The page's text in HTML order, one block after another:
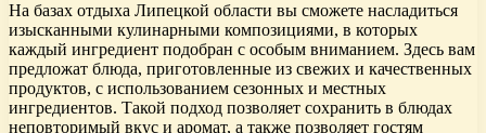
На базах отдыха Липецкой области вы сможете насладиться
изысканными кулинарными композициями, в которых
каждый ингредиент подобран с особым вниманием. Здесь вам
предложат блюда, приготовленные из свежих и качественных
продуктов, с использованием сезонных и местных
ингредиентов. Такой подход позволяет сохранить в блюдах
неповторимый вкус и аромат, а также позволяет гостям